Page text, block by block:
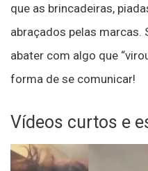
que as brincadeiras,
abraçados pelas marcas.
abater com algo que
forma de se comunicar!
Vídeos curtos e